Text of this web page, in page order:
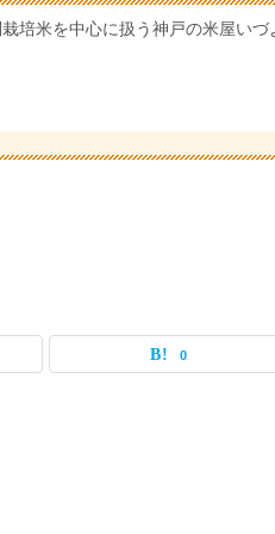
培米を中心に扱う神戸の米屋い
0